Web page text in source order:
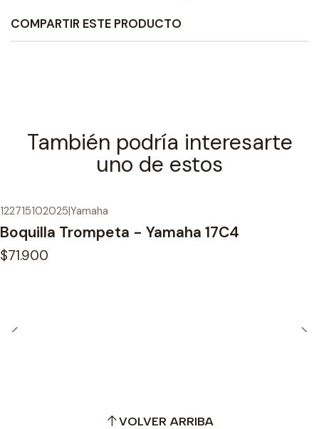
COMPARTIR ESTE PRODUCTO
También podría interesarte
uno de estos
122715102025|Yamaha
Boquilla Trompeta - Yamaha 17C4
$71.900
VOLVER ARRIBA